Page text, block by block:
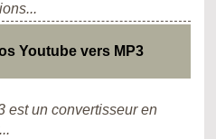
Youtube vers MP3
est un convertisseur en